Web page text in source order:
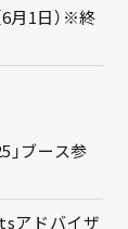
月1日）※終
」ブース参
アドバイザ